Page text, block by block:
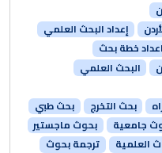
إعداد البحث العلمي
اعداد خطة بحث
البحث العلمي
بحث التخرج
بحث طبي
جامعية
بحوث ماجستير
العلمية ترجمة بحوث